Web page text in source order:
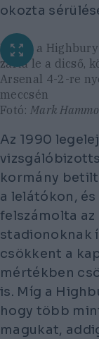
okozta
Búcsú a
zárta le a dicső,
Arsenal 4-2-re
meccsén
Fotó: Mark
Az 1990
kormány
a lelátókon,
felszámolta
stadionoknak
csökkent a
mértékben
is. Míg a
hogy több
magukat,